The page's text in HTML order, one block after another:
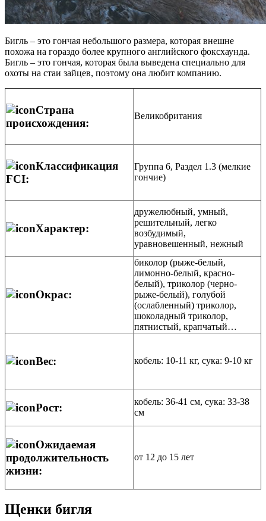
Бигль – это гончая небольшого размера, которая внешне
похожа на гораздо более крупного английского фоксхаунда.
Бигль – это гончая, которая была выведена специально для
охоты на стаи зайцев, поэтому она любит компанию.
Страна
происхождения:
Великобритания
Классификация
FCI:
Группа 6, Раздел 1.3 (мелкие
гончие)
Характер:
дружелюбный, умный,
решительный, легко
возбудимый,
уравновешенный, нежный
Окрас:
биколор (рыже-белый,
лимонно-белый, красно-
белый), триколор (черно-
рыже-белый), голубой
(ослабленный) триколор,
шоколадный триколор,
пятнистый, крапчатый…
Вес: кобель: 10-11 кг, сука: 9-10 кг
Рост:
кобель: 36-41 см, сука: 33-38
см
Ожидаемая
продолжительность
жизни:
от 12 до 15 лет
Щенки бигля